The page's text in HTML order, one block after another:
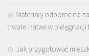
Materiały odporne na
trwałe i łatwe w
Jak przygotować